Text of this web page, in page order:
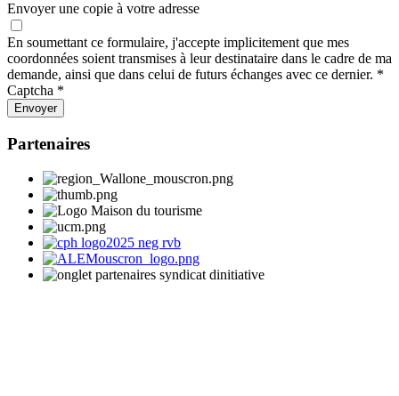
Envoyer une copie à votre adresse
En soumettant ce formulaire, j'accepte implicitement que mes
coordonnées soient transmises à leur destinataire dans le cadre de ma
demande, ainsi que dans celui de futurs échanges avec ce dernier. *
Captcha *
Envoyer
Partenaires